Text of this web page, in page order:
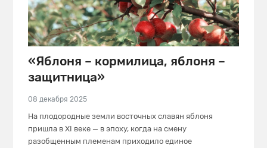
«Яблоня – кормилица, яблоня –
защитница»
08 декабря 2025
На плодородные земли восточных славян яблоня
пришла в XI веке — в эпоху, когда на смену
разобщенным племенам приходило единое